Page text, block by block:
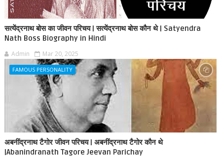
सत्येंद्रनाथ बोस का जीवन परिचय | सत्येंद्रनाथ बोस कौन थे | Satyendra
Nath Boss Biography in Hindi
Admin Mar 20, 2025
FAMOUS PERSONALITY
अबनींद्रनाथ टैगोर जीवन परिचय | अबनींद्रनाथ टैगोर कौन थे
|Abanindranath Tagore Jeevan Parichay